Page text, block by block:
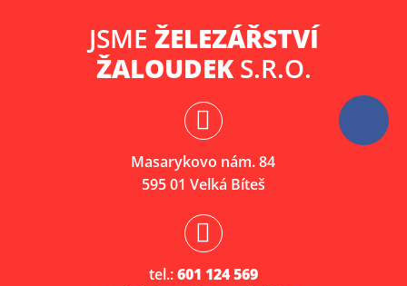
JSME ŽELEZÁŘSTVÍ
ŽALOUDEKS.R.O.
Masarykovo nám. 84
595 01 Velká Bíteš
tel.:601 124 569